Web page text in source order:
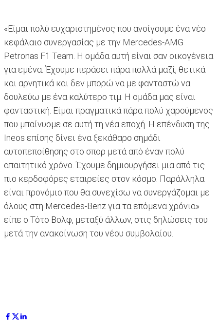
«Είμαι πολύ ευχαριστημένος που ανοίγουμε ένα νέο
κεφάλαιο συνεργασίας με την Mercedes-AMG
Petronas F1 Team. Η ομάδα αυτή είναι σαν οικογένεια
για εμένα. Έχουμε περάσει πάρα πολλά μαζί, θετικά
και αρνητικά και δεν μπορώ να με φανταστώ να
δουλεύω με ένα καλύτερο τιμ. Η ομάδα μας είναι
φανταστική. Είμαι πραγματικά πάρα πολύ χαρούμενος
που μπαίνυομε σε αυτή τη νέα εποχή. Η επένδυση της
Ineos επίσης δίνει ένα ξεκάθαρο σημάδι
αυτοπεποίθησης στο σπορ μετά από έναν πολύ
απαιτητικό χρόνο. Έχουμε δημιουργήσει μια από τις
πιο κερδοφόρες εταιρείες στον κόσμο. Παράλληλα
είναι προνόμιο που θα συνεχίσω να συνεργάζομαι με
όλους στη Mercedes-Benz για τα επόμενα χρόνια»
είπε ο Τότο Βολφ, μεταξύ άλλων, στις δηλώσεις του
μετά την ανακοίνωση του νέου συμβολαίου.